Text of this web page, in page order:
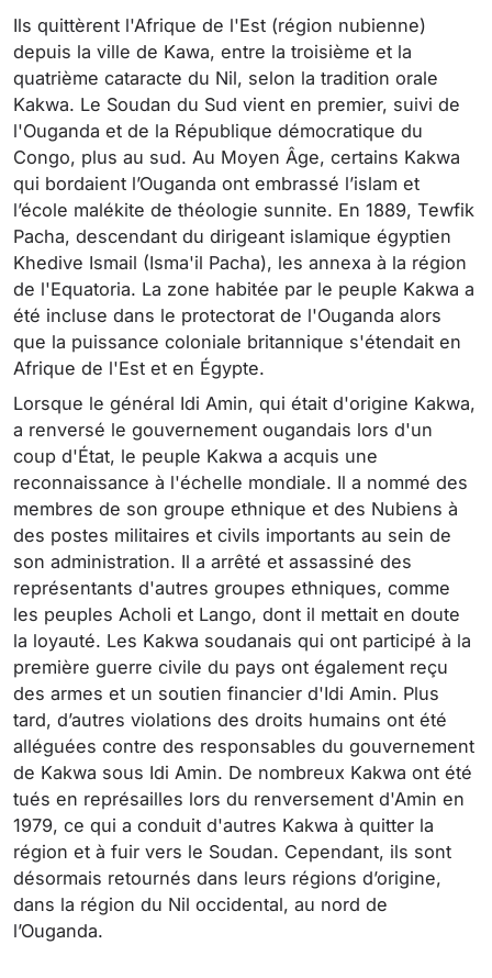
Ils quittèrent l'Afrique de l'Est (région nubienne)
depuis la ville de Kawa, entre la troisième et la
quatrième cataracte du Nil, selon la tradition orale
Kakwa. Le Soudan du Sud vient en premier, suivi de
l'Ouganda et de la République démocratique du
Congo, plus au sud. Au Moyen Âge, certains Kakwa
qui bordaient l’Ouganda ont embrassé l’islam et
l’école malékite de théologie sunnite. En 1889, Tewfik
Pacha, descendant du dirigeant islamique égyptien
Khedive Ismail (Isma'il Pacha), les annexa à la région
de l'Equatoria. La zone habitée par le peuple Kakwa a
été incluse dans le protectorat de l'Ouganda alors
que la puissance coloniale britannique s'étendait en
Afrique de l'Est et en Égypte.
Lorsque le général Idi Amin, qui était d'origine Kakwa,
a renversé le gouvernement ougandais lors d'un
coup d'État, le peuple Kakwa a acquis une
reconnaissance à l'échelle mondiale. Il a nommé des
membres de son groupe ethnique et des Nubiens à
des postes militaires et civils importants au sein de
son administration. Il a arrêté et assassiné des
représentants d'autres groupes ethniques, comme
les peuples Acholi et Lango, dont il mettait en doute
la loyauté. Les Kakwa soudanais qui ont participé à la
première guerre civile du pays ont également reçu
des armes et un soutien financier d'Idi Amin. Plus
tard, d’autres violations des droits humains ont été
alléguées contre des responsables du gouvernement
de Kakwa sous Idi Amin. De nombreux Kakwa ont été
tués en représailles lors du renversement d'Amin en
1979, ce qui a conduit d'autres Kakwa à quitter la
région et à fuir vers le Soudan. Cependant, ils sont
désormais retournés dans leurs régions d’origine,
dans la région du Nil occidental, au nord de
l’Ouganda.